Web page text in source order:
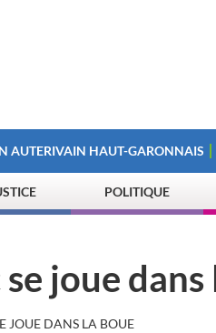
AUTERIVAIN HAUT-GARONNAIS
POLITIQUE
joue
JOUE DANS LA BOUE